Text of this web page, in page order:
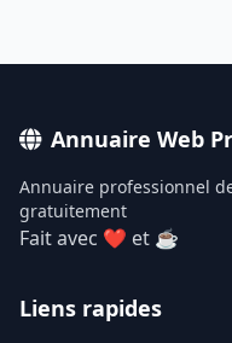
Annuaire Web
Annuaire professionnel
gratuitement
Fait avec ❤ et ☕
Liens rapides